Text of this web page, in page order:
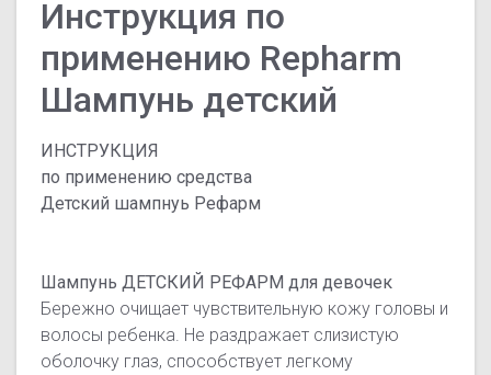
Инструкция по
применению Repharm
Шампунь детский
ИНСТРУКЦИЯ
по применению средства
Детский шампнуь Рефарм
Шампунь ДЕТСКИЙ РЕФАРМ для девочек
Бережно очищает чувствительную кожу головы и
волосы ребенка. Не раздражает слизистую
оболочку глаз, способствует легкому